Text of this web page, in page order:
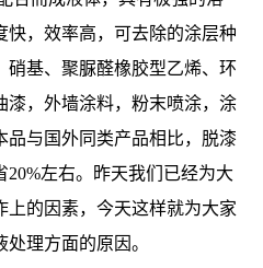
快，效率高，可去除的涂层种
硝基、聚脲醛橡胶型乙烯、环
漆，外墙涂料，粉末喷涂，涂
品与国外同类产品相比，脱漆
左右。昨天我们已经为大
上的因素，今天这样就为大家
理方面的原因。